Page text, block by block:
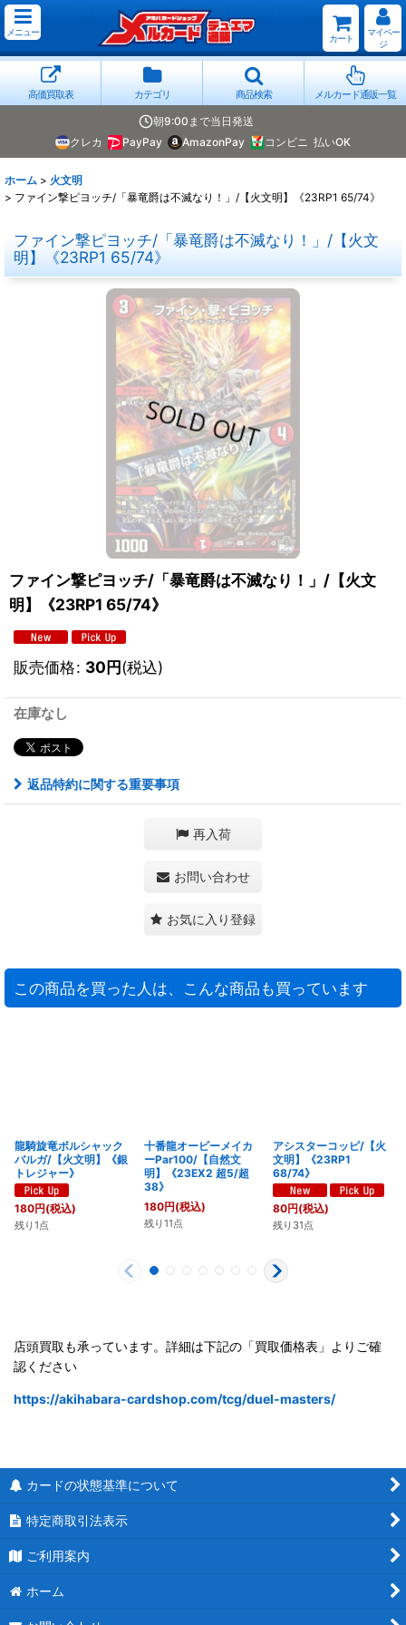
メニュー
カート
マイペー
ジ
高価買取表 カテゴリ 商品検索 メルカード通販一覧
朝9:00まで当日発送
クレカ
PayPay AmazonPay コンビニ 払いOK
ホーム > 火文明
> ファイン撃ピヨッチ/「暴竜爵は不滅なり！」/【火文明】《23RP1 65/74》
ファイン撃ピヨッチ/「暴竜爵は不滅なり！」/【火文
明】《23RP1 65/74》
ファイン撃ピヨッチ/「暴竜爵は不滅なり！」/【火文
明】《23RP1 65/74》
販売価格: 30円(税込)
在庫なし
返品特約に関する重要事項
再入荷
お問い合わせ
お気に入り登録
この商品を買った人は、こんな商品も買っています
龍騎旋竜ボルシャック
バルガ/【火文明】《銀
トレジャー》
180円(税込)
残り1点
十番龍オービーメイカ
ーPar100/【自然文
明】《23EX2 超5/超
38》
180円(税込)
残り11点
アシスターコッピ/【火
文明】《23RP1
68/74》
80円(税込)
残り31点
店頭買取も承っています。詳細は下記の「買取価格表」よりご確
認ください
https://akihabara-cardshop.com/tcg/duel-masters/
カードの状態基準について
特定商取引法表示
ご利用案内
ホーム